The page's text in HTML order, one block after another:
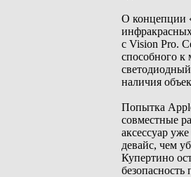
О концепции
с Vision Pro.
способного
наличия
Попытка
совместные
аксессуар
девайс, чем
Купертино